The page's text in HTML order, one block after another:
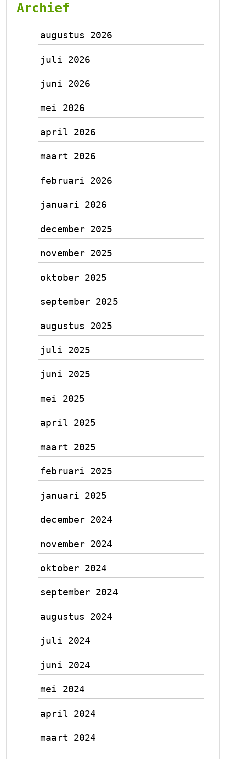
Archief
augustus 2026
juli 2026
juni 2026
mei 2026
april 2026
maart 2026
februari 2026
januari 2026
december 2025
november 2025
oktober 2025
september 2025
augustus 2025
juli 2025
juni 2025
mei 2025
april 2025
maart 2025
februari 2025
januari 2025
december 2024
november 2024
oktober 2024
september 2024
augustus 2024
juli 2024
juni 2024
mei 2024
april 2024
maart 2024